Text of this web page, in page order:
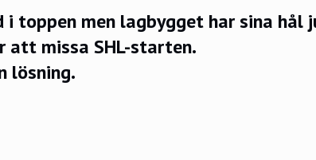
toppen men lagbygget har sina hål
att missa SHL-starten.
lösning.